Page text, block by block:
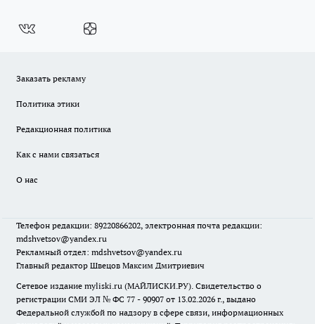
Заказать рекламу
Политика этики
Редакционная политика
Как с нами связаться
О нас
Телефон редакции: 89220866202, электронная почта редакции:
mdshvetsov@yandex.ru
Рекламный отдел: mdshvetsov@yandex.ru
Главный редактор Швецов Максим Дмитриевич
Сетевое издание myliski.ru (МАЙЛИСКИ.РУ). Свидетельство о
регистрации СМИ ЭЛ № ФС 77 - 90907 от 13.02.2026 г., выдано
Федеральной службой по надзору в сфере связи, информационных